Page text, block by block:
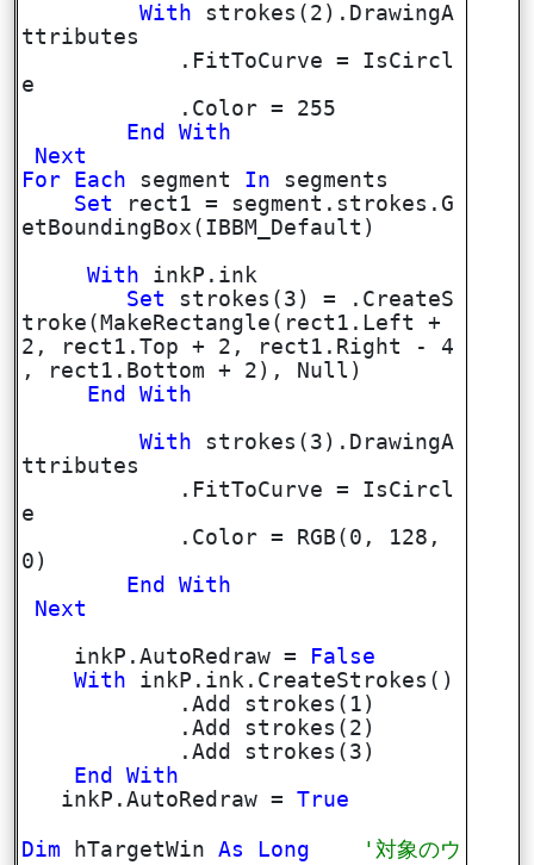
With strokes(2).DrawingA
ttributes
.FitToCurve = IsCircl
e
.Color = 255
End
With
Next
For
Each segment In segments
Set
rect1 = segment.strokes.G
etBoundingBox(IBBM_Default)
With inkP.ink
Set
strokes(3) = .CreateS
troke(MakeRectangle(rect1.Left +
2, rect1.Top + 2, rect1.Right - 4
, rect1.Bottom + 2), Null)
End
With
With strokes(3).DrawingA
ttributes
.FitToCurve = IsCircl
e
.Color = RGB(0, 128,
0)
End
With
Next
inkP.AutoRedraw =
False
With inkP.ink.CreateStrokes()
.Add strokes(1)
.Add strokes(2)
.Add strokes(3)
End
With
inkP.AutoRedraw =True
Dim hTargetWinAs Long
'対象のウ